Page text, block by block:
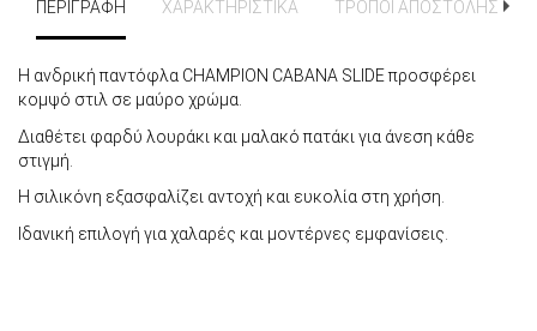
ΠΕΡΙΓΡΑΦΗ ΧΑΡΑΚΤΗΡΙΣΤΙΚΑ ΤΡΟΠΟΙ ΑΠΟΣΤΟΛΗΣ
Η ανδρική παντόφλα CHAMPION CABANA SLIDE προσφέρει
κομψό στιλ σε μαύρο χρώμα.
Διαθέτει φαρδύ λουράκι και μαλακό πατάκι για άνεση κάθε
στιγμή.
Η σιλικόνη εξασφαλίζει αντοχή και ευκολία στη χρήση.
Ιδανική επιλογή για χαλαρές και μοντέρνες εμφανίσεις.